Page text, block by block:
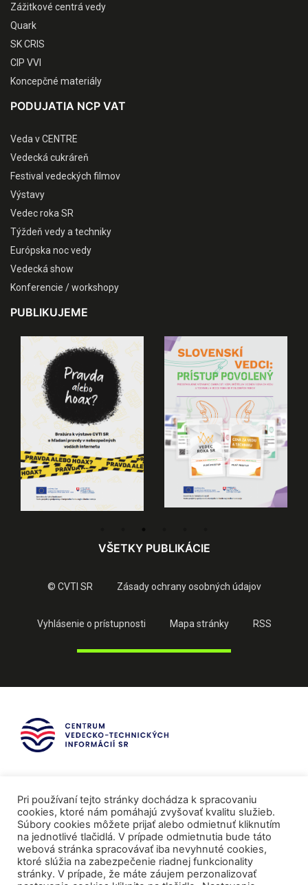
Zážitkové centrá vedy
Quark
SK CRIS
CIP VVI
Koncepčné materiály
PODUJATIA NCP VAT
Veda v CENTRE
Vedecká cukráreň
Festival vedeckých filmov
Výstavy
Vedec roka SR
Týždeň vedy a techniky
Európska noc vedy
Vedecká show
Konferencie / workshopy
PUBLIKUJEME
VŠETKY PUBLIKÁCIE
© CVTI SR Zásady ochrany osobných údajov
Vyhlásenie o prístupnosti Mapa stránky RSS
Pri používaní tejto stránky dochádza k spracovaniu
cookies, ktoré nám pomáhajú zvyšovať kvalitu služieb.
Súbory cookies môžete prijať alebo odmietnuť kliknutím
na jednotlivé tlačidlá. V prípade odmietnutia bude táto
webová stránka spracovávať iba nevyhnuté cookies,
ktoré slúžia na zabezpečenie riadnej funkcionality
stránky. V prípade, že máte záujem perzonalizovať